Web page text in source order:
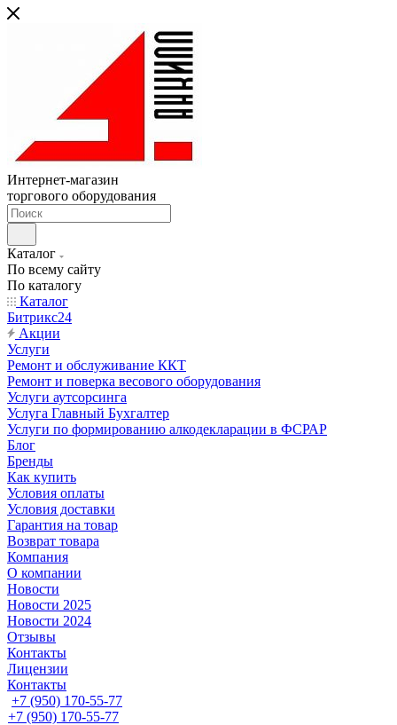
Интернет-магазин
торгового оборудования
Каталог
По всему сайту
По каталогу
Каталог
Битрикс24
Акции
Услуги
Ремонт и обслуживание ККТ
Ремонт и поверка весового оборудования
Услуги аутсорсинга
Услуга Главный Бухгалтер
Услуги по формированию алкодекларации в ФСРАР
Блог
Бренды
Как купить
Условия оплаты
Условия доставки
Гарантия на товар
Возврат товара
Компания
О компании
Новости
Новости 2025
Новости 2024
Отзывы
Контакты
Лицензии
Контакты
+7 (950) 170-55-77
+7 (950) 170-55-77